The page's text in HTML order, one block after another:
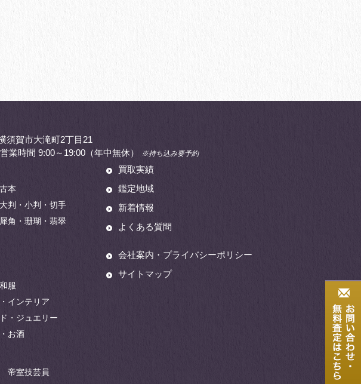
須賀市大滝町2丁目21
業時間 9:00～19:00（年中無休） ※持ち込み要予約
本
判・小判・切手
角・珊瑚・翡翠
服
インテリア
・ジュエリー
お酒
買取実績
鑑定地域
新着情報
よくある質問
会社案内・プライバシーポリシー
サイトマップ
帝室技芸員